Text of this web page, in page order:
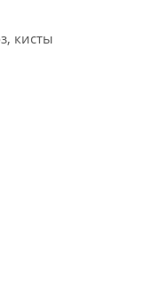
кисты